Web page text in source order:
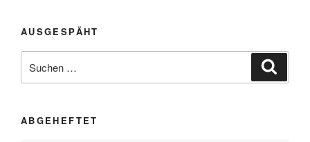
AUSGESPÄHT
nach:
ABGEHEFTET